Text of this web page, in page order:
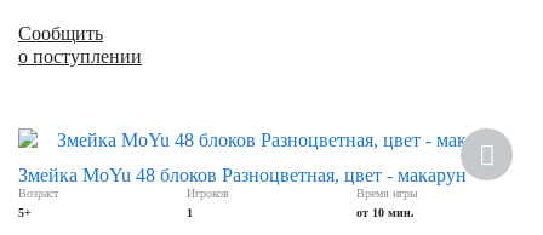
Сообщить
о поступлении
Змейка MoYu 48 блоков Разноцветная, цвет - макарун
Возраст
5+
Игроков
1
Время игры
от 10 мин.